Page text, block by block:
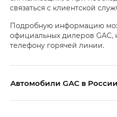
связаться с клиентской
Подробную информацию
официальных дилеров GAC,
телефону горячей линии.
Aвтомобили GAC в России